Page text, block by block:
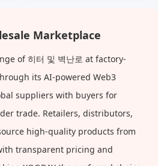
Marketplace
of 히터 및 벽난로 at factory-
its AI-powered Web3
suppliers with buyers for
trade. Retailers, distributors,
high-quality products from
transparent pricing and